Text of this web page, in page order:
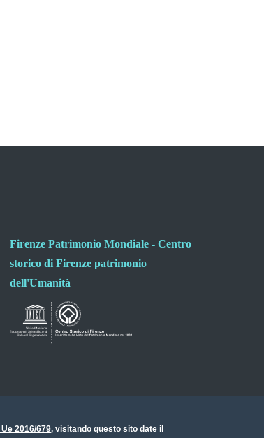
Firenze Patrimonio Mondiale - Centro
storico di Firenze patrimonio
dell'Umanità
2016/679, visitando questo sito date il